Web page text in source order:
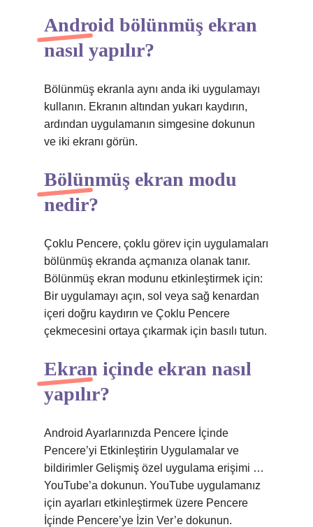
Android bölünmüş ekran
nasıl yapılır?
Bölünmüş ekranla aynı anda iki uygulamayı
kullanın. Ekranın altından yukarı kaydırın,
ardından uygulamanın simgesine dokunun
ve iki ekranı görün.
Bölünmüş ekran modu
nedir?
Çoklu Pencere, çoklu görev için uygulamaları
bölünmüş ekranda açmanıza olanak tanır.
Bölünmüş ekran modunu etkinleştirmek için:
Bir uygulamayı açın, sol veya sağ kenardan
içeri doğru kaydırın ve Çoklu Pencere
çekmecesini ortaya çıkarmak için basılı tutun.
Ekran içinde ekran nasıl
yapılır?
Android Ayarlarınızda Pencere İçinde
Pencere’yi Etkinleştirin Uygulamalar ve
bildirimler Gelişmiş özel uygulama erişimi …
YouTube’a dokunun. YouTube uygulamanız
için ayarları etkinleştirmek üzere Pencere
İçinde Pencere’ye İzin Ver’e dokunun.